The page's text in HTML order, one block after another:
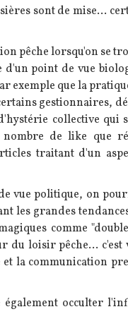
sont de mise...
pêche lorsqu'on se
d'un point de vue
exemple que la
gestionnaires,
collective qui
de like que
traitant d'un
vue politique, on
les grandes
comme
du loisir pêche... c'est
la communication
occulter